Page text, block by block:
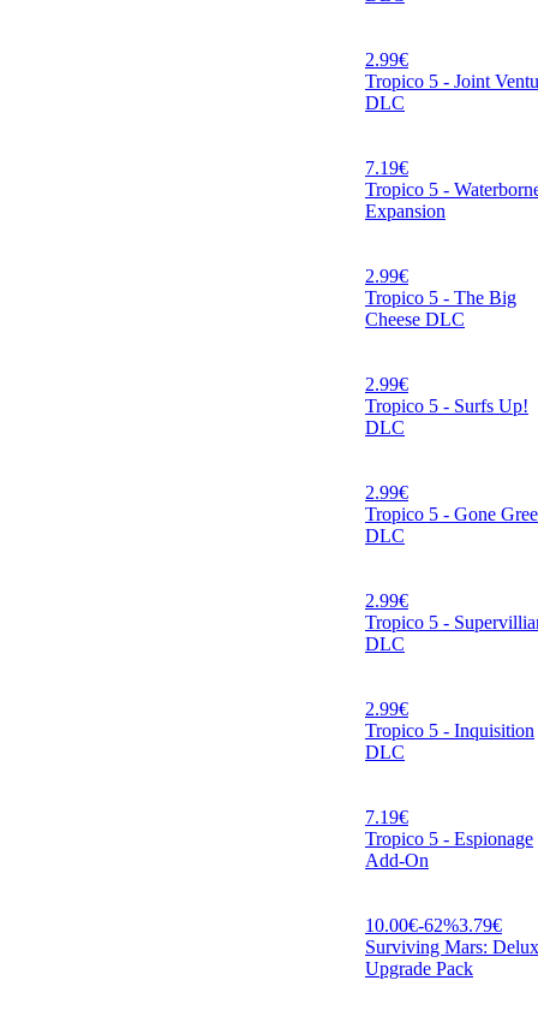
2.99€
Tropico 5 - Joint
DLC
7.19€
Tropico 5 -
Expansion
2.99€
Tropico 5 - The Big
Cheese DLC
2.99€
Tropico 5 - Surfs Up!
DLC
2.99€
Tropico 5 - Gone
DLC
2.99€
Tropico 5 -
DLC
2.99€
Tropico 5 - Inquisition
DLC
7.19€
Tropico 5 - Espionage
Add-On
10.00€-62%3.79€
Surviving Mars:
Upgrade Pack